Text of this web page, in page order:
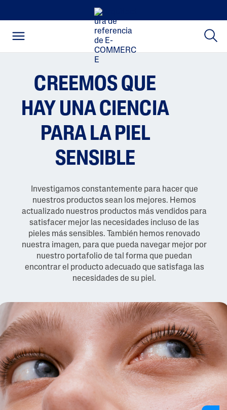
CREEMOS QUE
HAY UNA CIENCIA
PARA LA PIEL
SENSIBLE
Investigamos constantemente para hacer que
nuestros productos sean los mejores. Hemos
actualizado nuestros productos más vendidos para
satisfacer mejor las necesidades incluso de las
pieles más sensibles. También hemos renovado
nuestra imagen, para que pueda navegar mejor por
nuestro portafolio de tal forma que puedan
encontrar el producto adecuado que satisfaga las
necesidades de su piel.